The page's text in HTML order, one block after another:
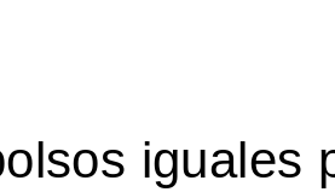
iguales